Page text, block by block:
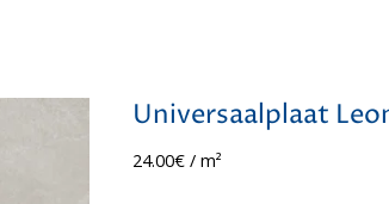
Universaalplaat
24.00€/ m²